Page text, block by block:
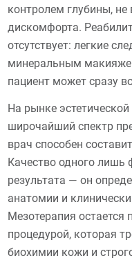
контролем глубины,
дискомфорта.
отсутствует: легкие
минеральным
пациент может сразу
На рынке
широчайший спектр
врач способен
Качество одного лишь
результата — он
анатомии и
Мезотерапия
процедурой, которая
биохимии кожи и